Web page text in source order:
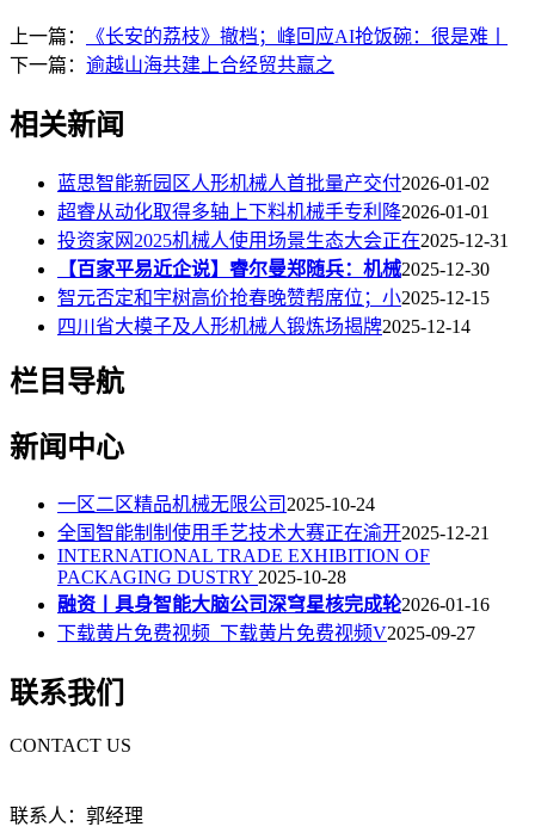
上一篇：
《长安的荔枝》撤档；峰回应AI抢饭碗：很是难丨
下一篇： 逾越山海共建上合经贸共赢之
相关新闻
蓝思智能新园区人形机械人首批量产交付2026-01-02
超睿从动化取得多轴上下料机械手专利降2026-01-01
投资家网2025机械人使用场景生态大会正在2025-12-31
【百家平易近企说】睿尔曼郑随兵：机械2025-12-30
智元否定和宇树高价抢春晚赞帮席位；小2025-12-15
四川省大模子及人形机械人锻炼场揭牌2025-12-14
栏目导航
新闻中心
一区二区精品机械无限公司2025-10-24
全国智能制制使用手艺技术大赛正在渝开2025-12-21
INTERNATIONAL TRADE EXHIBITION OF
PACKAGING DUSTRY 2025-10-28
融资丨具身智能大脑公司深穹星核完成轮2026-01-16
下载黄片免费视频_下载黄片免费视频V2025-09-27
联系我们
CONTACT US
联系人：郭经理